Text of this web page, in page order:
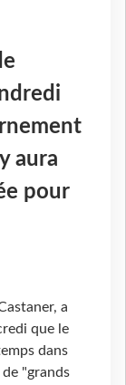
aura
pour
a
que le
dans
"grands